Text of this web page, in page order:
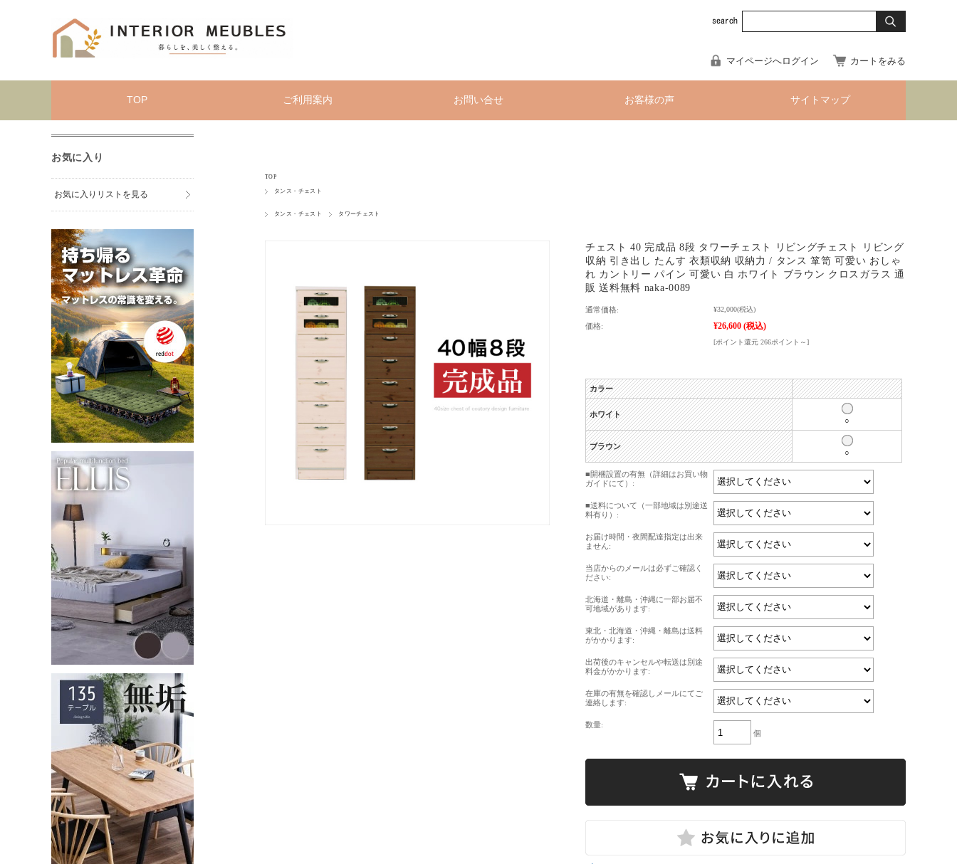
マイページへログイン カートをみる
TOP ご利用案内 お問い合せ お客様の声 サイトマップ
TOP
タンス・チェスト
タンス・チェスト タワーチェスト
チェスト 40 完成品 8段 タワーチェスト リビングチェスト リビング
収納 引き出し たんす 衣類収納 収納力 / タンス 箪笥 可愛い おしゃ
れ カントリー パイン 可愛い 白 ホワイト ブラウン クロスガラス 通
販 送料無料 naka-0089
通常価格: ¥32,000(税込)
価格: ¥26,600 (税込)
[ポイント還元 266ポイント～]
カラー
ホワイト
○
ブラウン
○
■開梱設置の有無（詳細はお買い物
ガイドにて）:
■送料について（一部地域は別途送
料有り）:
お届け時間・夜間配達指定は出来
ません:
当店からのメールは必ずご確認く
ださい:
北海道・離島・沖縄に一部お届不
可地域があります:
東北・北海道・沖縄・離島は送料
がかかります:
出荷後のキャンセルや転送は別途
料金がかかります:
在庫の有無を確認しメールにてご
連絡します:
数量:
個
お気に入り
お気に入りリストを見る